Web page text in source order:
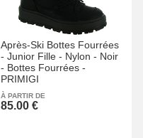
Après-Ski Bottes Fourrées
- Junior Fille - Nylon - Noir
- Bottes Fourrées -
PRIMIGI
À PARTIR DE
85.00 €